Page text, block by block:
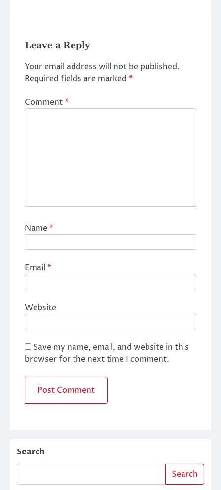
Leave a Reply
Your email address will not be published.
Required fields are marked *
Comment*
Name*
Email *
Website
Save my name, email, and website in this
browser for the next time I comment.
Search
Search